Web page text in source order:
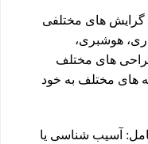
های مختلفی
هوشبری،
های مختلف
های مختلف به خود
آسیب شناسی یا